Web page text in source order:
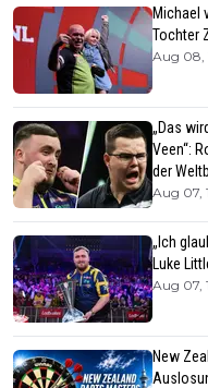
Michael
Tochter
Aug 08,
„Das
Veen“:
der
Aug 07,
„Ich
Luke
Aug 07,
New